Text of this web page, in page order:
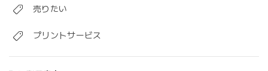
売りたい
プリントサービス